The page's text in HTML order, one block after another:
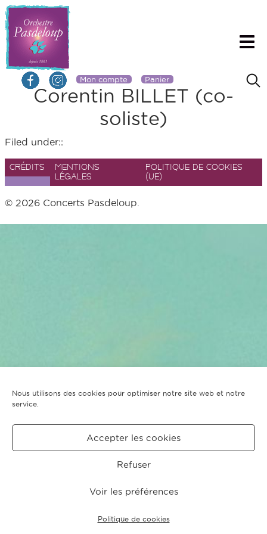
Nous utilisons des cookies pour optimiser notre site web et notre
service.
Accepter les cookies
Refuser
Voir les préférences
Politique de cookies
Mon compte Panier
Corentin BILLET (co-
soliste)
Filed under::
CRÉDITS
MENTIONS
LÉGALES
POLITIQUE DE COOKIES
(UE)
© 2026 Concerts Pasdeloup.